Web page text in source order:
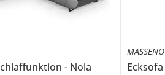
Nola
MASSENO
Ecksofa